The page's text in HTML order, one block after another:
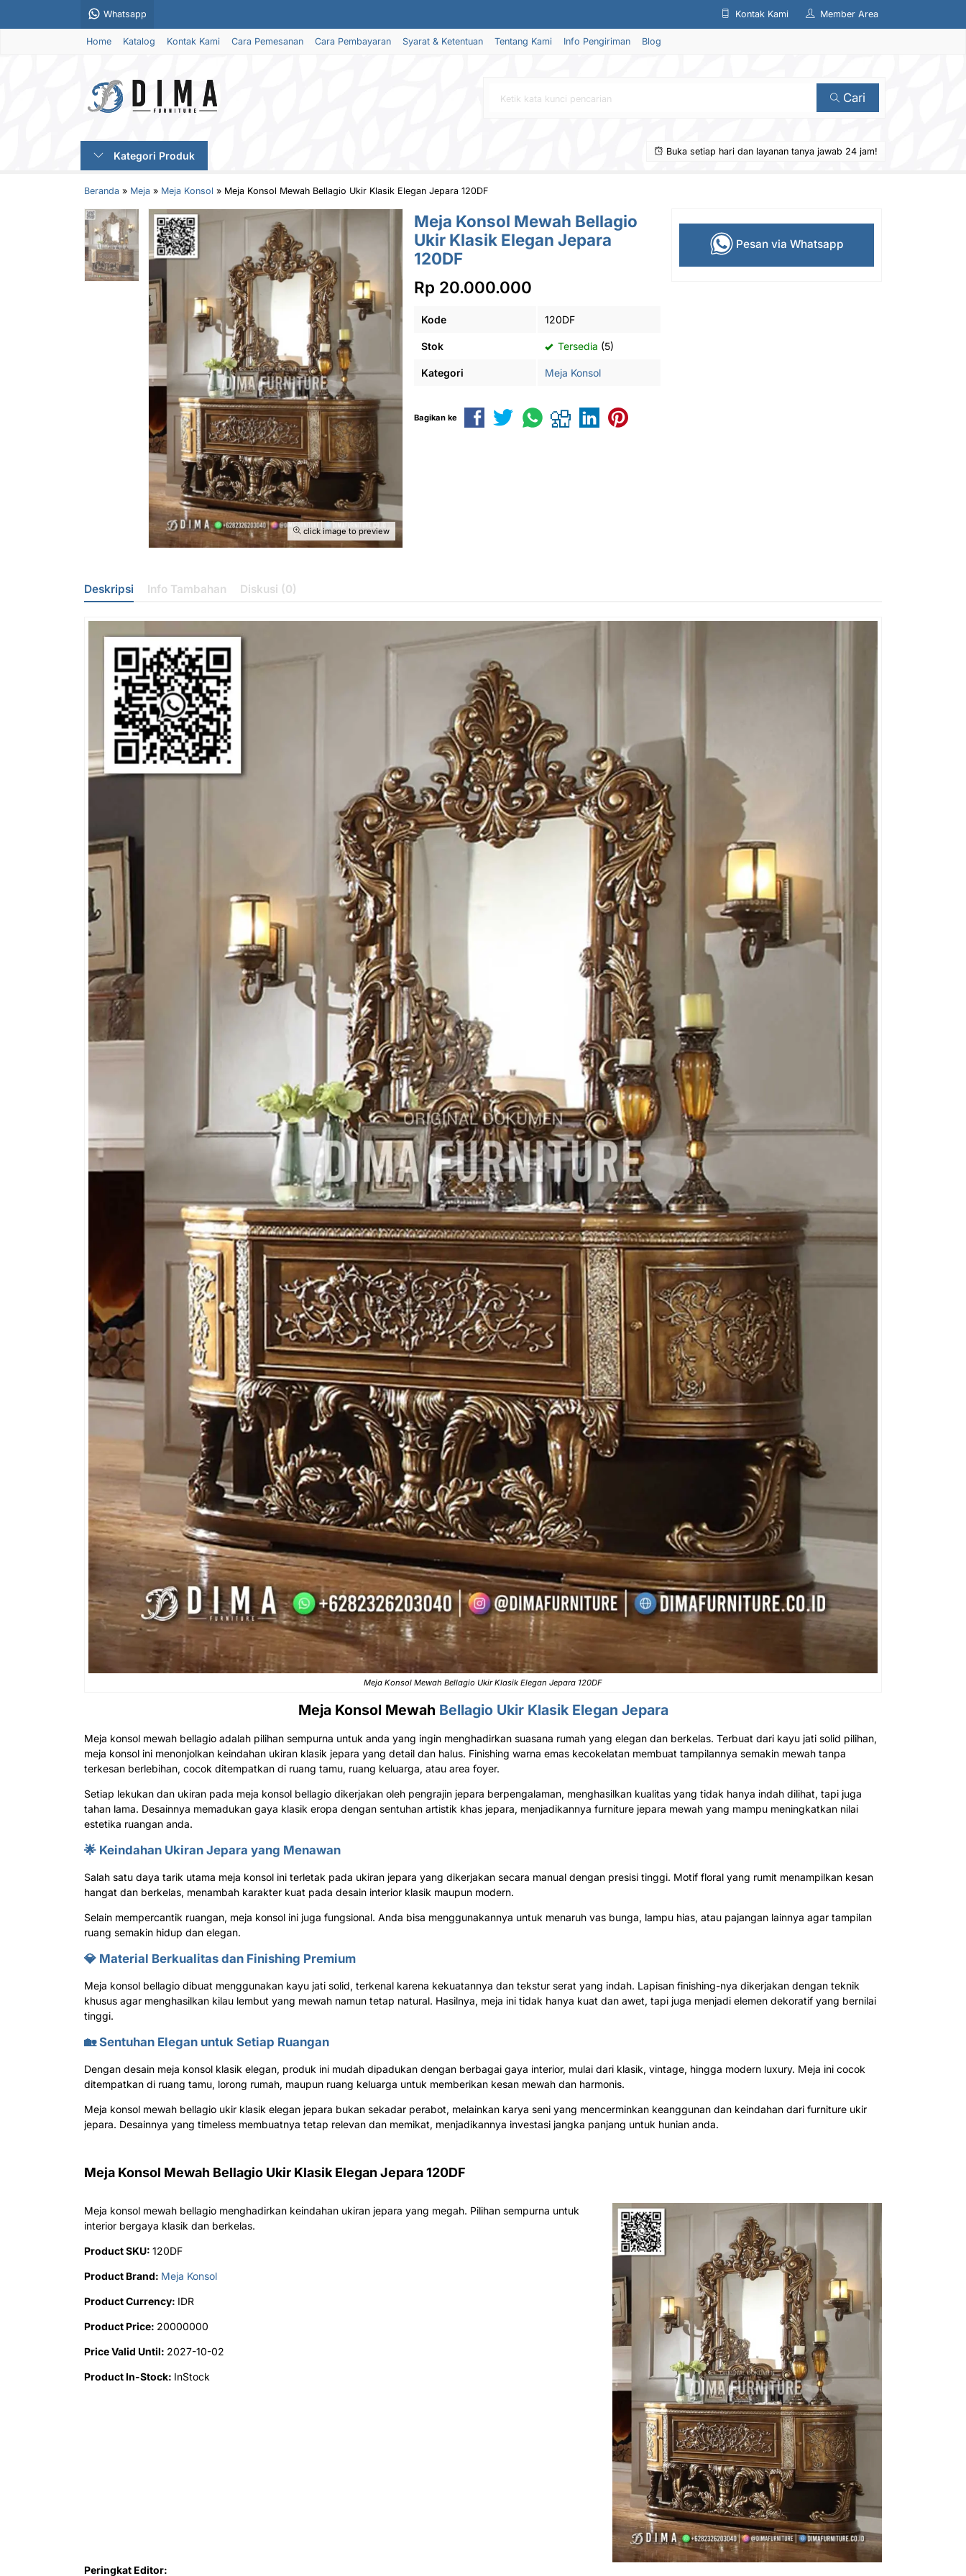
Whatsapp Kontak Kami Member Area
Home Katalog Kontak Kami Cara Pemesanan Cara Pembayaran Syarat & Ketentuan Tentang Kami Info Pengiriman Blog
Cari
Kategori Produk Buka setiap hari dan layanan tanya jawab 24 jam!
Beranda » Meja » Meja Konsol » Meja Konsol Mewah Bellagio Ukir Klasik Elegan Jepara 120DF
click image to preview
Meja Konsol Mewah Bellagio
Ukir Klasik Elegan Jepara
120DF
Rp 20.000.000
Kode 120DF
Stok Tersedia (5)
Kategori Meja Konsol
Pesan via Whatsapp
Bagikan ke
Deskripsi Info Tambahan Diskusi (0)
Meja Konsol Mewah Bellagio Ukir Klasik Elegan Jepara 120DF
Meja Konsol Mewah Bellagio Ukir Klasik Elegan Jepara
Meja konsol mewah bellagio adalah pilihan sempurna untuk anda yang ingin menghadirkan suasana rumah yang elegan dan berkelas. Terbuat dari kayu jati solid pilihan,
meja konsol ini menonjolkan keindahan ukiran klasik jepara yang detail dan halus. Finishing warna emas kecokelatan membuat tampilannya semakin mewah tanpa
terkesan berlebihan, cocok ditempatkan di ruang tamu, ruang keluarga, atau area foyer.
Setiap lekukan dan ukiran pada meja konsol bellagio dikerjakan oleh pengrajin jepara berpengalaman, menghasilkan kualitas yang tidak hanya indah dilihat, tapi juga
tahan lama. Desainnya memadukan gaya klasik eropa dengan sentuhan artistik khas jepara, menjadikannya furniture jepara mewah yang mampu meningkatkan nilai
estetika ruangan anda.
🌟 Keindahan Ukiran Jepara yang Menawan
Salah satu daya tarik utama meja konsol ini terletak pada ukiran jepara yang dikerjakan secara manual dengan presisi tinggi. Motif floral yang rumit menampilkan kesan
hangat dan berkelas, menambah karakter kuat pada desain interior klasik maupun modern.
Selain mempercantik ruangan, meja konsol ini juga fungsional. Anda bisa menggunakannya untuk menaruh vas bunga, lampu hias, atau pajangan lainnya agar tampilan
ruang semakin hidup dan elegan.
💎 Material Berkualitas dan Finishing Premium
Meja konsol bellagio dibuat menggunakan kayu jati solid, terkenal karena kekuatannya dan tekstur serat yang indah. Lapisan finishing-nya dikerjakan dengan teknik
khusus agar menghasilkan kilau lembut yang mewah namun tetap natural. Hasilnya, meja ini tidak hanya kuat dan awet, tapi juga menjadi elemen dekoratif yang bernilai
tinggi.
🏡 Sentuhan Elegan untuk Setiap Ruangan
Dengan desain meja konsol klasik elegan, produk ini mudah dipadukan dengan berbagai gaya interior, mulai dari klasik, vintage, hingga modern luxury. Meja ini cocok
ditempatkan di ruang tamu, lorong rumah, maupun ruang keluarga untuk memberikan kesan mewah dan harmonis.
Meja konsol mewah bellagio ukir klasik elegan jepara bukan sekadar perabot, melainkan karya seni yang mencerminkan keanggunan dan keindahan dari furniture ukir
jepara. Desainnya yang timeless membuatnya tetap relevan dan memikat, menjadikannya investasi jangka panjang untuk hunian anda.
Meja Konsol Mewah Bellagio Ukir Klasik Elegan Jepara 120DF
Meja konsol mewah bellagio menghadirkan keindahan ukiran jepara yang megah. Pilihan sempurna untuk
interior bergaya klasik dan berkelas.
Product SKU: 120DF
Product Brand: Meja Konsol
Product Currency: IDR
Product Price: 20000000
Price Valid Until: 2027-10-02
Product In-Stock: InStock
Peringkat Editor: